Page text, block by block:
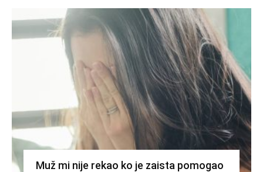
Muž mi nije rekao ko je zaista pomogao